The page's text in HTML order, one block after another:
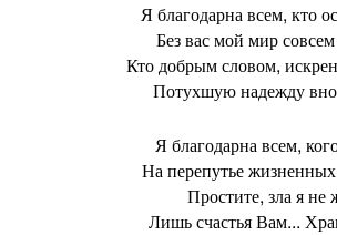
Я благодарна всем, кто
Без вас мой мир
Кто добрым словом,
Потухшую надежду
Я благодарна всем,
На перепутье
Простите, зла я не
Лишь счастья Вам...